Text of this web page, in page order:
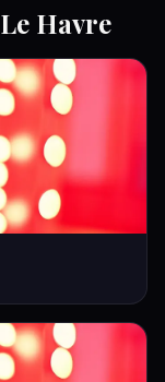
Le Havre